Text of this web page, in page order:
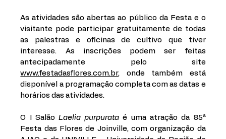
As atividades são abertas ao público da Festa e o
visitante pode participar gratuitamente de todas
as palestras e oficinas de cultivo que tiver
interesse. As inscrições podem ser feitas
antecipadamente pelo site
www.festadasflores.com.br, onde também está
disponível a programação completa com as datas e
horários das atividades.
O I Salão Laelia purpurata é uma atração da 85ª
Festa das Flores de Joinville, com organização da